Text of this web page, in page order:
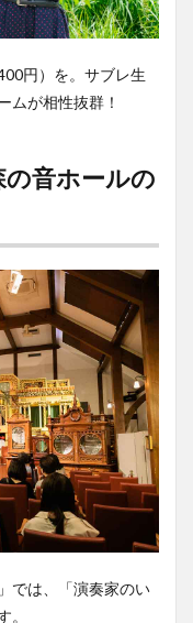
円）を。サブレ生
ムが相性抜群！
音ホールの
では、「演奏家のい
。